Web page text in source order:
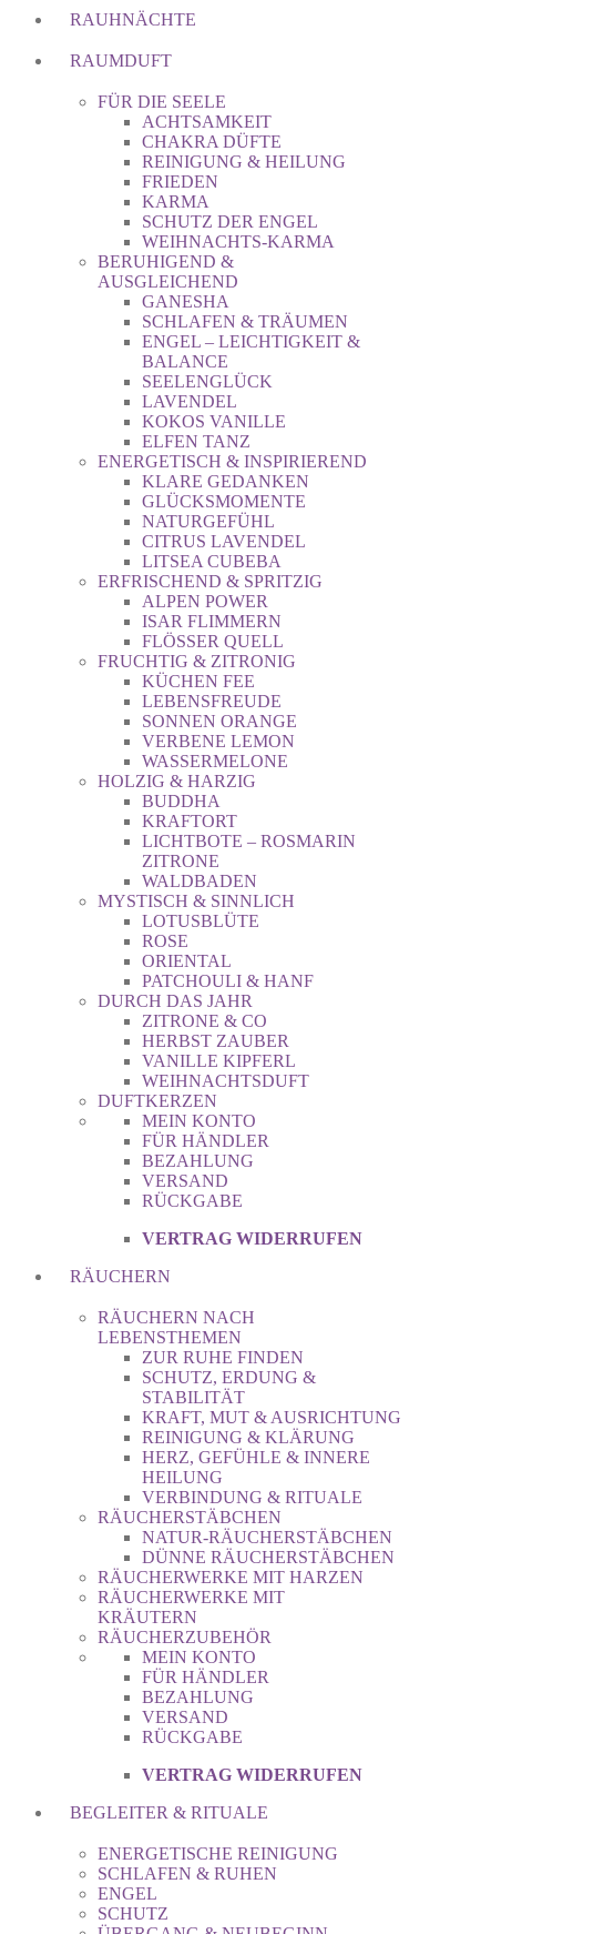
RAUHNÄCHTE
RAUMDUFT
FÜR DIE SEELE
ACHTSAMKEIT
CHAKRA DÜFTE
REINIGUNG & HEILUNG
FRIEDEN
KARMA
SCHUTZ DER ENGEL
WEIHNACHTS-KARMA
BERUHIGEND &
AUSGLEICHEND
GANESHA
SCHLAFEN & TRÄUMEN
ENGEL – LEICHTIGKEIT &
BALANCE
SEELENGLÜCK
LAVENDEL
KOKOS VANILLE
ELFEN TANZ
ENERGETISCH & INSPIRIEREND
KLARE GEDANKEN
GLÜCKSMOMENTE
NATURGEFÜHL
CITRUS LAVENDEL
LITSEA CUBEBA
ERFRISCHEND & SPRITZIG
ALPEN POWER
ISAR FLIMMERN
FLÖSSER QUELL
FRUCHTIG & ZITRONIG
KÜCHEN FEE
LEBENSFREUDE
SONNEN ORANGE
VERBENE LEMON
WASSERMELONE
HOLZIG & HARZIG
BUDDHA
KRAFTORT
LICHTBOTE – ROSMARIN
ZITRONE
WALDBADEN
MYSTISCH & SINNLICH
LOTUSBLÜTE
ROSE
ORIENTAL
PATCHOULI & HANF
DURCH DAS JAHR
ZITRONE & CO
HERBST ZAUBER
VANILLE KIPFERL
WEIHNACHTSDUFT
DUFTKERZEN
MEIN KONTO
FÜR HÄNDLER
BEZAHLUNG
VERSAND
RÜCKGABE
VERTRAG WIDERRUFEN
RÄUCHERN
RÄUCHERN NACH
LEBENSTHEMEN
ZUR RUHE FINDEN
SCHUTZ, ERDUNG &
STABILITÄT
KRAFT, MUT & AUSRICHTUNG
REINIGUNG & KLÄRUNG
HERZ, GEFÜHLE & INNERE
HEILUNG
VERBINDUNG & RITUALE
RÄUCHERSTÄBCHEN
NATUR-RÄUCHERSTÄBCHEN
DÜNNE RÄUCHERSTÄBCHEN
RÄUCHERWERKE MIT HARZEN
RÄUCHERWERKE MIT
KRÄUTERN
RÄUCHERZUBEHÖR
MEIN KONTO
FÜR HÄNDLER
BEZAHLUNG
VERSAND
RÜCKGABE
VERTRAG WIDERRUFEN
BEGLEITER & RITUALE
ENERGETISCHE REINIGUNG
SCHLAFEN & RUHEN
ENGEL
SCHUTZ